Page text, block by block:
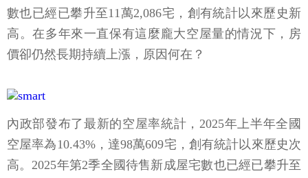
數也已經已攀升至11萬2,086宅，創有統計以來歷史新
高。在多年來一直保有這麼龐大空屋量的情況下，房
價卻仍然長期持續上漲，原因何在？
內政部發布了最新的空屋率統計，2025年上半年全國
空屋率為10.43%，達98萬609宅，創有統計以來歷史次
高。2025年第2季全國待售新成屋宅數也已經已攀升至